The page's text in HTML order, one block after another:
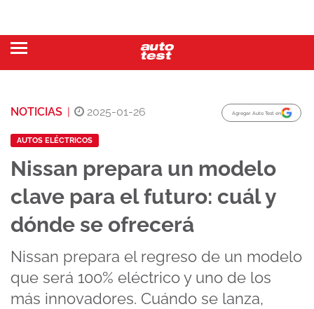
NOTICIAS | 2025-01-26 Agregar Auto Test en
AUTOS ELÉCTRICOS
Nissan prepara un modelo
clave para el futuro: cuál y
dónde se ofrecerá
Nissan prepara el regreso de un modelo
que será 100% eléctrico y uno de los
más innovadores. Cuándo se lanza,